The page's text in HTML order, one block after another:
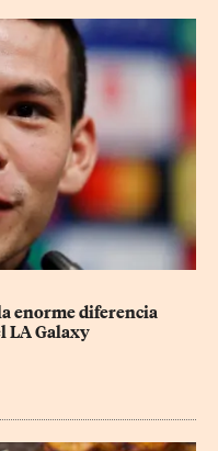
enorme diferencia
LA Galaxy